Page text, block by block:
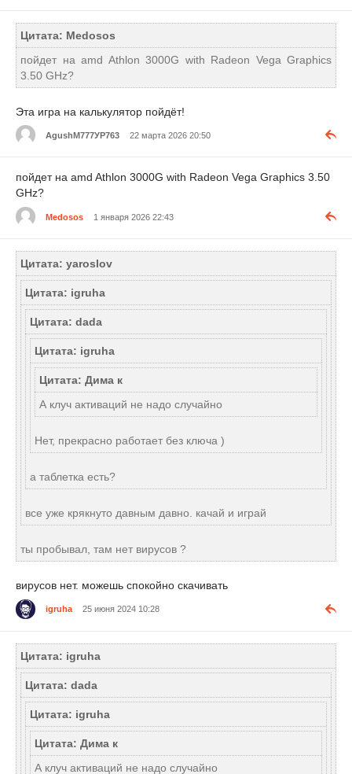
Цитата: Medosos
пойдет на amd Athlon 3000G with Radeon Vega Graphics
3.50 GHz?
Эта игра на калькулятор пойдёт!
AgushМ777УР763 22 марта 2026 20:50
пойдет на amd Athlon 3000G with Radeon Vega Graphics 3.50
GHz?
Medosos 1 января 2026 22:43
Цитата: yaroslov
Цитата: igruha
Цитата: dada
Цитата: igruha
Цитата: Дима к
А клуч активаций не надо случайно
Нет, прекрасно работает без ключа )
а таблетка есть?
все уже крякнуто давным давно. качай и играй
ты пробывал, там нет вирусов ?
вирусов нет. можешь спокойно скачивать
igruha 25 июня 2024 10:28
Цитата: igruha
Цитата: dada
Цитата: igruha
Цитата: Дима к
А клуч активаций не надо случайно